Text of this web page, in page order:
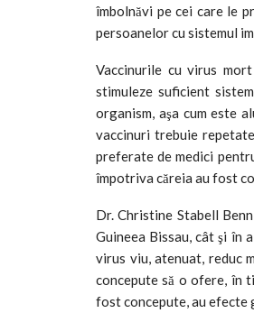
îmbolnăvi pe cei care le
persoanelor cu sistemul
Vaccinurile cu virus
stimuleze suficient
organism, aşa cum este
vaccinuri trebuie
preferate de medici
împotriva căreia au fost
Dr. Christine Stabell
Guineea Bissau, cât şi în
virus viu, atenuat, reduc
concepute să o ofere, în
fost concepute, au efecte